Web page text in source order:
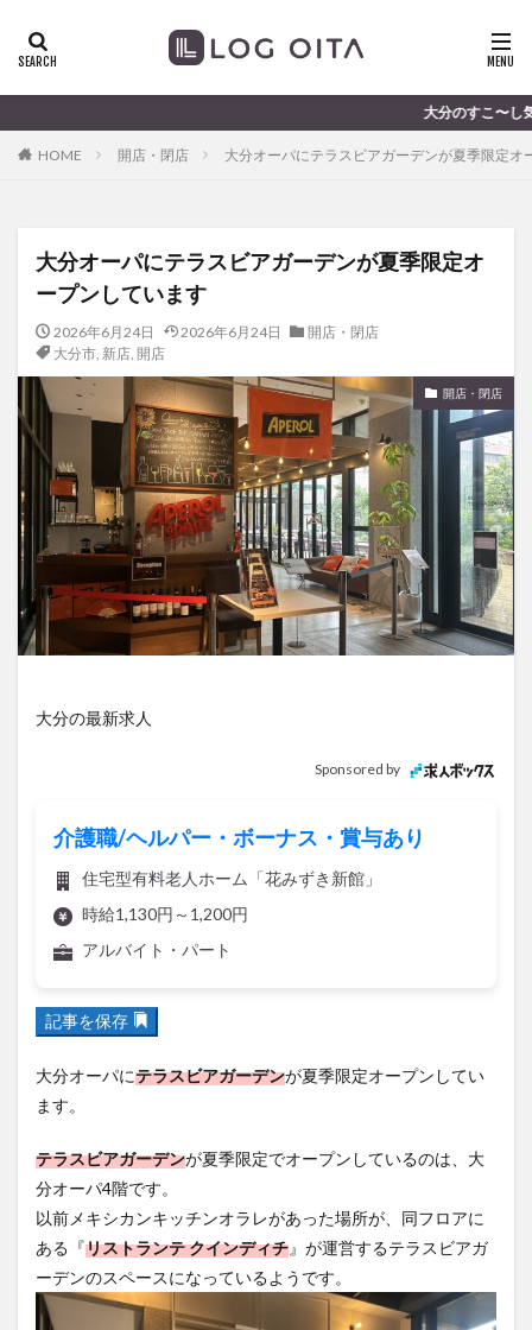
大分のすこ〜し気になる話題を届け
HOME 開店・閉店 大分オーパにテラスビアガーデンが夏季限定オ
大分オーパにテラスビアガーデンが夏季限定オ
ープンしています
2026年6月24日 2026年6月24日
開店・閉店
大分市, 新店, 開店
開店・閉店
大分の最新求人
Sponsored by
介護職/ヘルパー・ボーナス・賞与あり
住宅型有料老人ホーム「花みずき新館」
時給1,130円～1,200円
アルバイト・パート
記事を保存
大分オーパにテラスビアガーデンが夏季限定オープンしてい
ます。
テラスビアガーデンが夏季限定でオープンしているのは、大
分オーパ4階です。
以前メキシカンキッチンオラレがあった場所が、同フロアに
ある『リストランテ クインディチ』が運営するテラスビアガ
ーデンのスペースになっているようです。
ディナー
haishin
haisin haisnin hasihin
hasishin
hishin
hqaishin
OPA
Paypay PR TOKIPO
あじさい
お土産
お弁当 かき氷
からあげ
くじゅう連山
ねとらぼ
ひまわり
ふるさと納税
まつり まとめ
みかん
むし湯
わさだタウン
わったん
アイススケート
アウトドア
アサイーボウル
アフリカンサファリ
アミュプラザおおいた
アレンジレシピ
アートプラザ
イタリア料理
イベント
イルミネーション
インド料理
グルメ
サウナ
ジャマイカ料理
ジャークチキン
スイーツ
パン
パーク
フルーツ
プレミアム商品券
プロレス
ヘルシー
ホーバークラフト
ミヤマキリシマ
ラクテンチ
ラバーダック
リンクスクエア
レトロ
レンタサイクル
中央町
中津市 中華料理 九重町
休業
佐伯市
佐伯市ランチ 佐賀関
体験レポ